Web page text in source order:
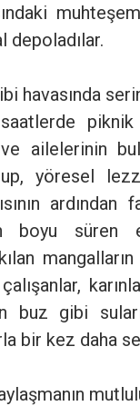
depoladılar.
havasında
piknik
ailelerinin
yöresel
ardından
boyu süren
buz gibi
bir kez daha